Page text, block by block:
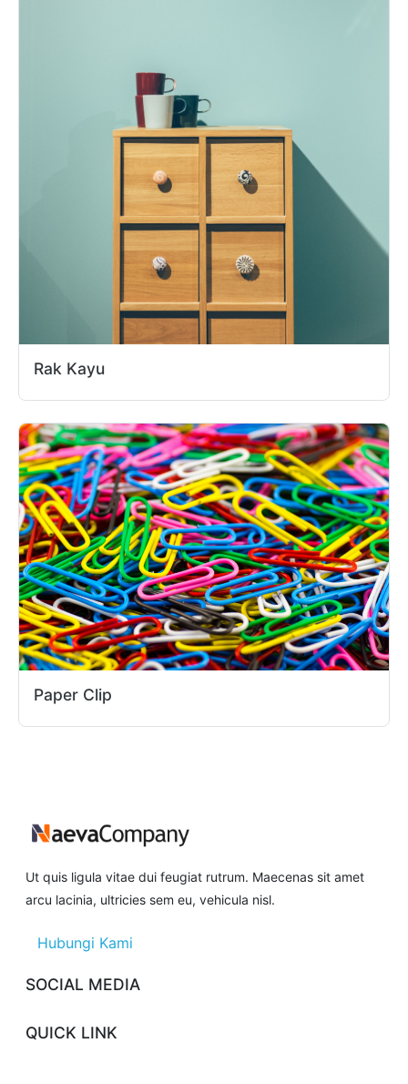
Rak Kayu
Paper Clip
Ut quis ligula vitae dui feugiat rutrum. Maecenas sit amet
arcu lacinia, ultricies sem eu, vehicula nisl.
Hubungi Kami
SOCIAL MEDIA
QUICK LINK